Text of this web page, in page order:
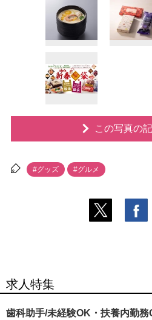
この写真の
#グッズ #グルメ
求人特集
歯科助手/未経験OK・扶養内勤務